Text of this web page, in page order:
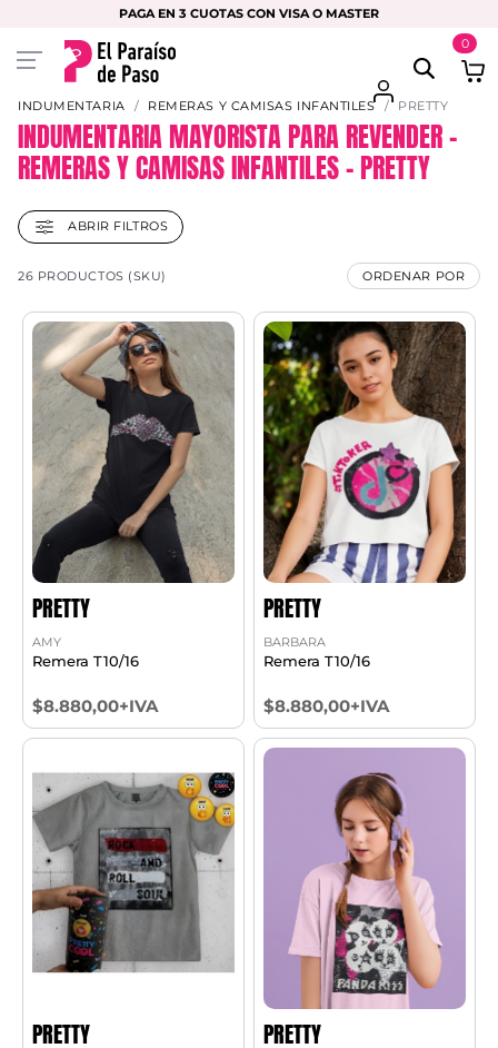
PAGA EN 3 CUOTAS CON VISA O MASTER
0
INDUMENTARIA REMERAS Y CAMISAS INFANTILES PRETTY
INDUMENTARIA MAYORISTA PARA REVENDER –
REMERAS Y CAMISAS INFANTILES – PRETTY
ABRIR FILTROS
26 PRODUCTOS (SKU) ORDENAR POR
PRETTY
AMY
Remera T10/16
$8.880,00+IVA
PRETTY
BARBARA
Remera T10/16
$8.880,00+IVA
PRETTY PRETTY